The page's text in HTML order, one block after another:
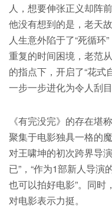
人，想要伸张正义却阵
他没有想到的是，老天
人生意外陷于了“死循环
重复的时间困境，老范
的指点下，开启了“花式
一步一步进化为令人刮目
《有完没完》的存在堪
聚集于电影独具一格的
对王啸坤的初次跨界导
已”，“作为1部新人导
也可以拍好电影”。同
对电影表示力挺。